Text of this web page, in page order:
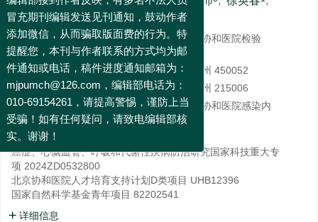
周梦兰1, , , 刘正印4,
1.
中国医学科学院北京协和医学院，北京协和医院检验
科，北京 100730
2.
郑州大学第一附属医院重症医学科，郑州 450052
3.
苏州大学附属第一医院血液科，江苏苏州 215006
4.
中国医学科学院北京协和医学院，北京协和医院感染内
科，北京 100730
基金项目:
癌症、心脑血管、呼吸和代谢性疾病防治研究国家科技重大专
项 2024ZD0532800
北京协和医院人才培育支持计划D类项目 UHB12396
国家自然科学基金青年项目 82202541
详细信息
编辑部接到作者反映，有多名不法人员
冒充期刊编辑发送见刊通知，鼓动作者
添加微信，从而骗取版面费的行为。特
提醒您，本刊与作者联系的方式均为邮
件通知或电话，稿件进度通知邮箱为：
mjpumch@126.com，编辑部电话为：
010-69154261，请提高警惕，谨防上当
受骗！如有任何疑问，请致电编辑部核